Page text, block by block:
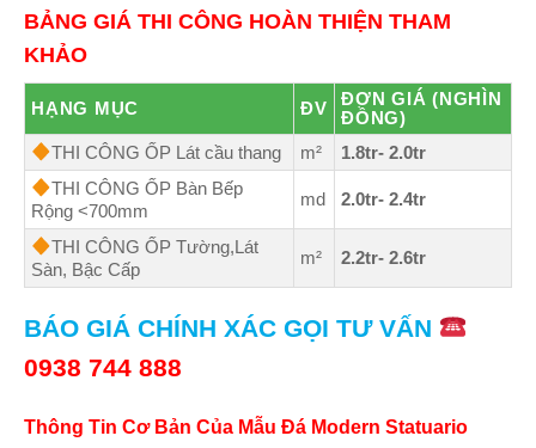
BẢNG GIÁ THI CÔNG HOÀN THIỆN THAM
KHẢO
HẠNG MỤC ĐV
ĐƠN GIÁ (NGHÌN
ĐỒNG)
THI CÔNG ỐP Lát cầu thang
m²
1.8tr- 2.0tr
THI CÔNG ỐP Bàn Bếp
Rộng <700mm
md 2.0tr- 2.4tr
THI CÔNG ỐP Tường,Lát
Sàn, Bậc Cấp
m² 2.2tr- 2.6tr
BÁO GIÁ CHÍNH XÁC GỌI TƯ VẤN
0938 744 888
Thông Tin Cơ Bản Của Mẫu Đá Modern Statuario